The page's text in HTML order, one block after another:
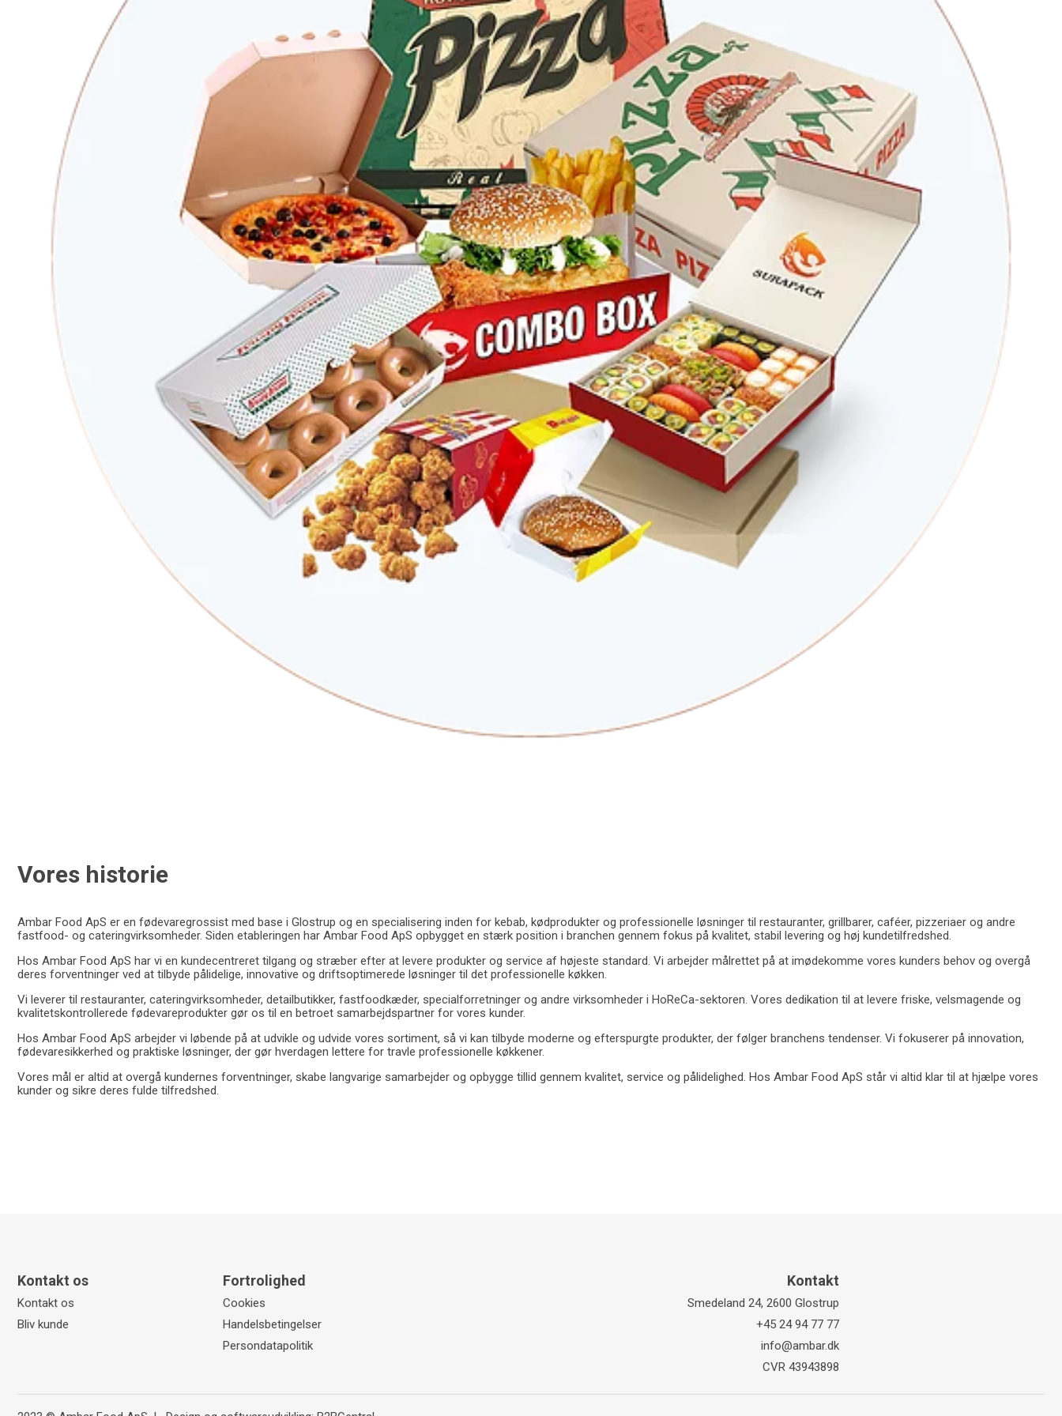
Vores historie
Ambar Food ApS er en fødevaregrossist med base i Glostrup og en specialisering inden for kebab, kødprodukter og professionelle løsninger til restauranter, grillbarer, caféer, pizzeriaer og andre
fastfood- og cateringvirksomheder. Siden etableringen har Ambar Food ApS opbygget en stærk position i branchen gennem fokus på kvalitet, stabil levering og høj kundetilfredshed.
Hos Ambar Food ApS har vi en kundecentreret tilgang og stræber efter at levere produkter og service af højeste standard. Vi arbejder målrettet på at imødekomme vores kunders behov og overgå
deres forventninger ved at tilbyde pålidelige, innovative og driftsoptimerede løsninger til det professionelle køkken.
Vi leverer til restauranter, cateringvirksomheder, detailbutikker, fastfoodkæder, specialforretninger og andre virksomheder i HoReCa-sektoren. Vores dedikation til at levere friske, velsmagende og
kvalitetskontrollerede fødevareprodukter gør os til en betroet samarbejdspartner for vores kunder.
Hos Ambar Food ApS arbejder vi løbende på at udvikle og udvide vores sortiment, så vi kan tilbyde moderne og efterspurgte produkter, der følger branchens tendenser. Vi fokuserer på innovation,
fødevaresikkerhed og praktiske løsninger, der gør hverdagen lettere for travle professionelle køkkener.
Vores mål er altid at overgå kundernes forventninger, skabe langvarige samarbejder og opbygge tillid gennem kvalitet, service og pålidelighed. Hos Ambar Food ApS står vi altid klar til at hjælpe vores
kunder og sikre deres fulde tilfredshed.
Kontakt os
Kontakt os
Bliv kunde
Fortrolighed
Cookies
Handelsbetingelser
Persondatapolitik
Kontakt
Smedeland 24, 2600 Glostrup
+45 24 94 77 77
info@ambar.dk
CVR 43943898